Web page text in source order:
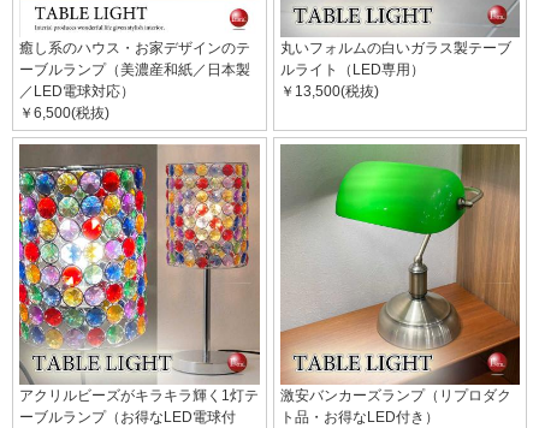
癒し系のハウス・お家デザインのテ
ーブルランプ（美濃産和紙／日本製
／LED電球対応）
￥6,500(税抜)
丸いフォルムの白いガラス製テーブ
ルライト（LED専用）
￥13,500(税抜)
アクリルビーズがキラキラ輝く1灯テ
ーブルランプ（お得なLED電球付
激安バンカーズランプ（リプロダク
ト品・お得なLED付き）